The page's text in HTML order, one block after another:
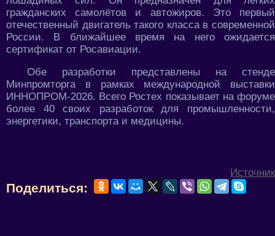
гражданских самолётов и автожиров. Это первый
отечественный двигатель такого класса в современной
России. В ближайшее время на него ожидается
сертификат от Росавиации.
Обе разработки представлены на стенде
Минпромторга в рамках международной выставки
ИННОПРОМ-2026. Всего Ростех показывает на форуме
более 40 своих разработок для промышленности,
энергетики, транспорта и медицины.
Источник
Поделиться: